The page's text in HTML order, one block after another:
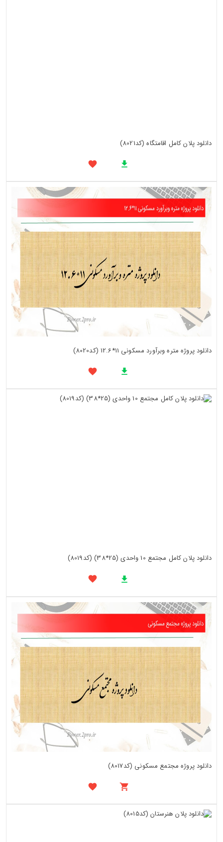
دانلود پلان کامل اقامتگاه (کد8021)
دانلود پروژه متره وبرآورد مسکونی 11*12.6 (کد8020)
دانلود پلان کامل مجتمع 10 واحدی (25*38) (کد8019)
دانلود پروژه مجتمع مسکونی (کد8017)